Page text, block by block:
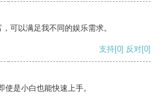
可以满足我不同的娱乐需求。
支持[0] 反对[0]
是小白也能快速上手。